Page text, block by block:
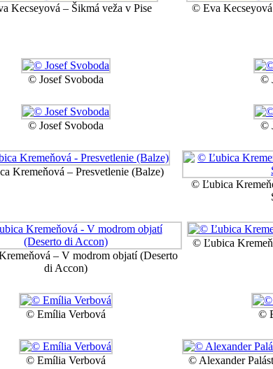
Kecseyová – Šikmá veža v Pise © Eva
© Josef Svoboda ©
© Josef Svoboda ©
Kremeňová – Presvetlenie (Balze)
© Ľubica
– V modrom objatí (Deserto
di Accon)
© Ľubica
© Emília Verbová ©
© Emília Verbová © Alexander